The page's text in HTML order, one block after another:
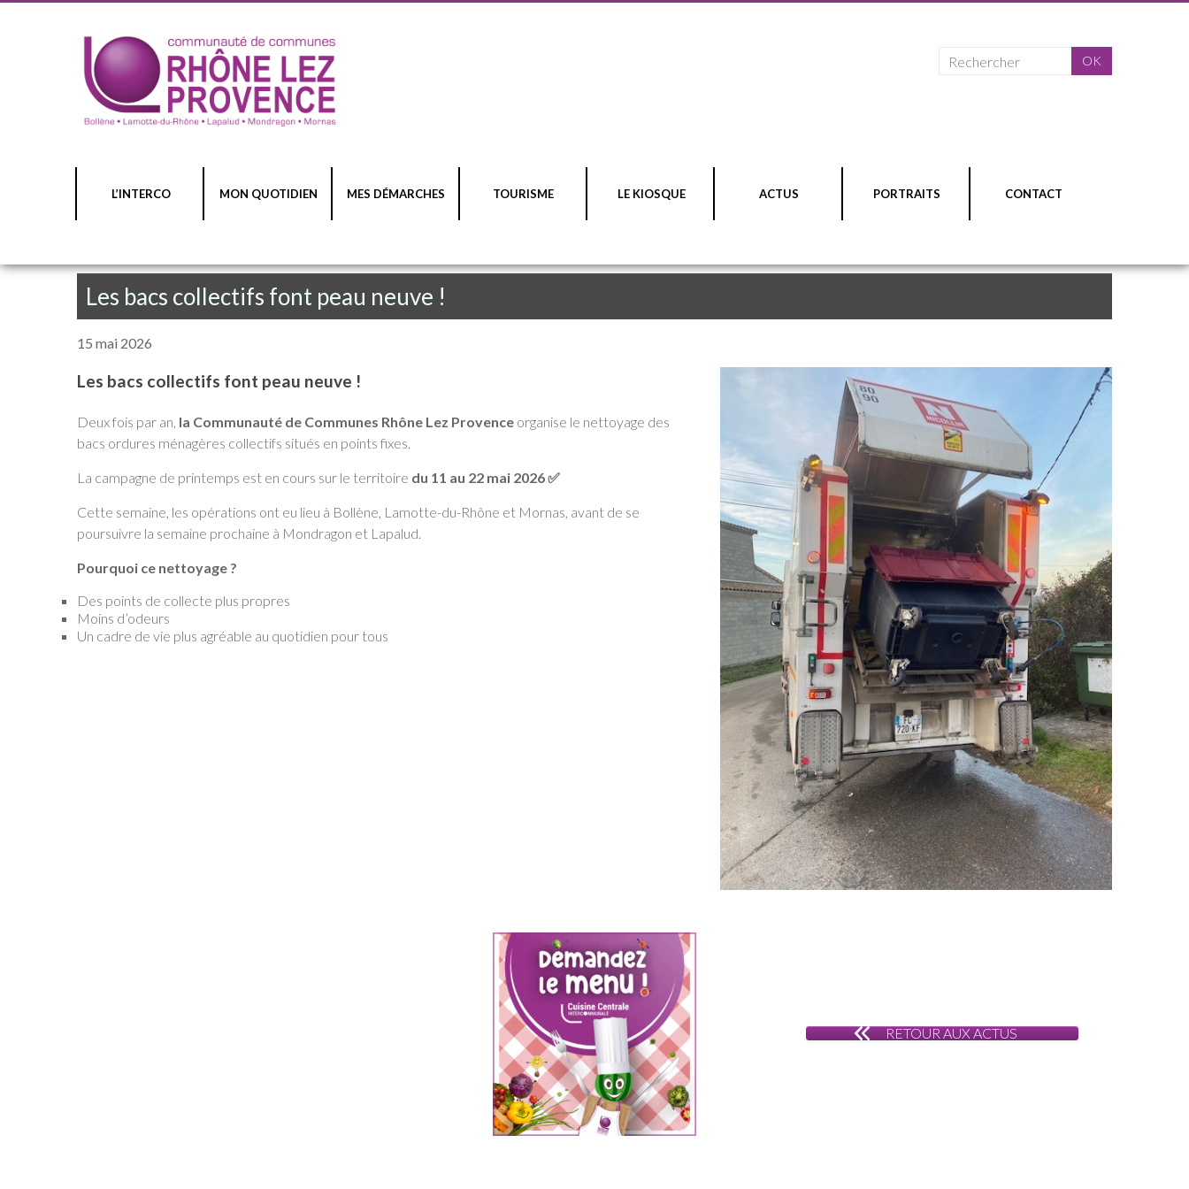
L’INTERCO MON QUOTIDIEN MES DÉMARCHES TOURISME LE KIOSQUE ACTUS PORTRAITS CONTACT
Les bacs collectifs font peau neuve !
15 mai 2026
Les bacs collectifs font peau neuve !
Deux fois par an, la Communauté de Communes Rhône Lez Provence organise le nettoyage des
bacs ordures ménagères collectifs situés en points fixes.
La campagne de printemps est en cours sur le territoire du 11 au 22 mai 2026✅
Cette semaine, les opérations ont eu lieu à Bollène, Lamotte-du-Rhône et Mornas, avant de se
poursuivre la semaine prochaine à Mondragon et Lapalud.
Pourquoi ce nettoyage ?
Des points de collecte plus propres
Moins d’odeurs
Un cadre de vie plus agréable au quotidien pour tous
RETOUR AUX ACTUS